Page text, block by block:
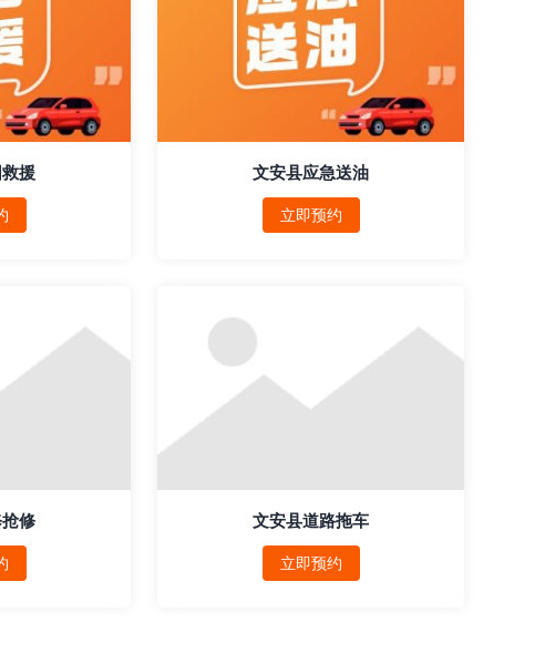
援 文安县应急送油
立即预约
修 文安县道路拖车
立即预约